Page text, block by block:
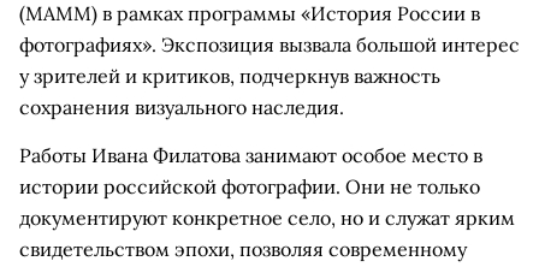
(МАММ) в рамках программы «История России в
фотографиях». Экспозиция вызвала большой интерес
у зрителей и критиков, подчеркнув важность
сохранения визуального наследия.
Работы Ивана Филатова занимают особое место в
истории российской фотографии. Они не только
документируют конкретное село, но и служат ярким
свидетельством эпохи, позволяя современному